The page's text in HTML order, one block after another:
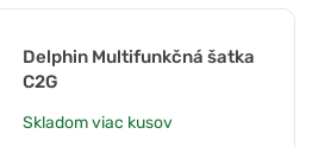
Delphin Multifunkčná šatka
C2G
Skladomviac kusov